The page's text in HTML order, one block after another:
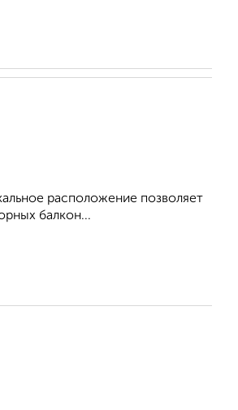
расположение позволяет
балкон...